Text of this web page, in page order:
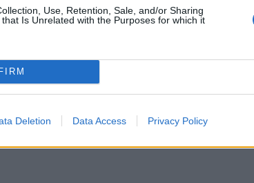
Use, Retention, Sale, and/or Sharing
Is Unrelated with the Purposes for which it
Deletion Data Access Privacy Policy
tik banko kortelė: ištuštėjo ir banko sąskaita